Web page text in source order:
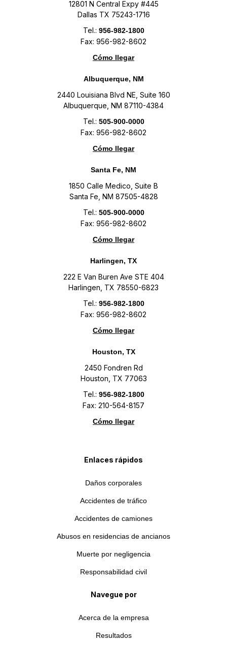
12801 N Central Expy #445
Dallas TX 75243-1716
Tel.: 956-982-1800
Fax: 956-982-8602
Cómo llegar
Albuquerque, NM
2440 Louisiana Blvd NE, Suite 160
Albuquerque, NM 87110-4384
Tel.: 505-900-0000
Fax: 956-982-8602
Cómo llegar
Santa Fe, NM
1850 Calle Medico, Suite B
Santa Fe, NM 87505-4828
Tel.: 505-900-0000
Fax: 956-982-8602
Cómo llegar
Harlingen, TX
222 E Van Buren Ave STE 404
Harlingen, TX 78550-6823
Tel.: 956-982-1800
Fax: 956-982-8602
Cómo llegar
Houston, TX
2450 Fondren Rd
Houston, TX 77063
Tel.: 956-982-1800
Fax: 210-564-8157
Cómo llegar
Enlaces rápidos
Daños corporales
Accidentes de tráfico
Accidentes de camiones
Abusos en residencias de ancianos
Muerte por negligencia
Responsabilidad civil
Navegue por
Acerca de la empresa
Resultados